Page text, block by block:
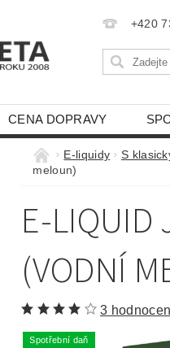
+420
CENA DOPRAVY
E-liquidy S
meloun)
E-LIQUID
(VODNÍ
3
Spotřební daň